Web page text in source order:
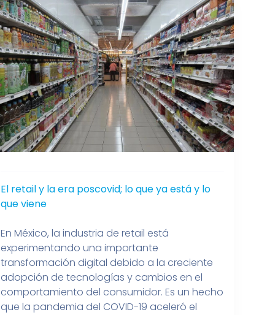
El retail y la era poscovid; lo que ya está y lo
que viene
En México, la industria de retail está
experimentando una importante
transformación digital debido a la creciente
adopción de tecnologías y cambios en el
comportamiento del consumidor. Es un hecho
que la pandemia del COVID-19 aceleró el